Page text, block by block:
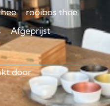
rooibos thee
Afgeprijst
door